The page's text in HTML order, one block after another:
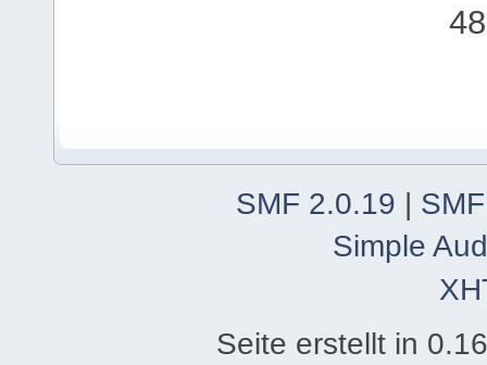
SMF 2.0.19 |
Simple
Seite erstellt in